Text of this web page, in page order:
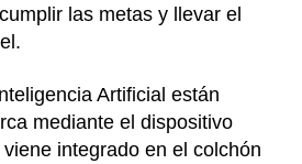
las metas y llevar el
Artificial están
mediante el dispositivo
integrado en el colchón